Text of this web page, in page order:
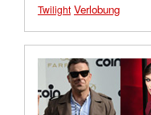
Twilight Verlobung